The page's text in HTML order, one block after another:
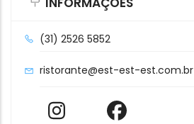
(31) 2526 5852
ristorante@est-est-est.com.br